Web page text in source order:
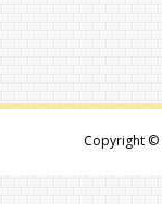
Copyright ©